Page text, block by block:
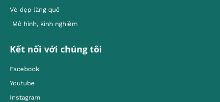
Vẻ đẹp làng quê
Mô hình, kinh nghiêm
Kết nối với chúng tôi
Facebook
Youtube
Instagram